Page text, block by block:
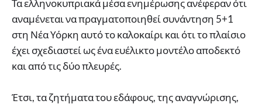
Τα ελληνοκυπριακά μέσα ενημέρωσης ανέφεραν ότι
αναμένεται να πραγματοποιηθεί συνάντηση 5+1
στη Νέα Υόρκη αυτό το καλοκαίρι και ότι το πλαίσιο
έχει σχεδιαστεί ως ένα ευέλικτο μοντέλο αποδεκτό
και από τις δύο πλευρές.
Έτσι, τα ζητήματα του εδάφους, της αναγνώρισης,